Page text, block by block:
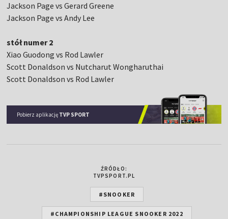
Jackson Page vs Gerard Greene
Jackson Page vs Andy Lee
stół numer 2
Xiao Guodong vs Rod Lawler
Scott Donaldson vs Nutcharut Wongharuthai
Scott Donaldson vs Rod Lawler
Pobierz aplikację TVP SPORT
ŹRÓDŁO:
TVPSPORT.PL
#SNOOKER
#CHAMPIONSHIP LEAGUE SNOOKER 2022